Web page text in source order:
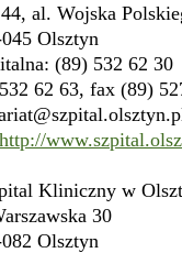
al. Wojska
Olsztyn
(89) 532
62 63, fax (89)
http://
Kliniczny w
30
Olsztyn